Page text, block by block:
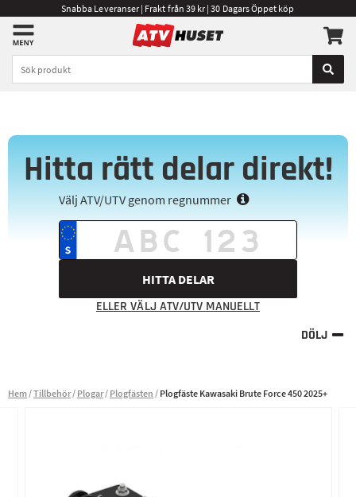
Snabba Leveranser | Frakt från 39 kr | 30 Dagars Öppet köp
Hitta rätt delar direkt!
Välj ATV/UTV genom regnummer
HITTA DELAR
ELLER VÄLJ ATV/UTV MANUELLT
DÖLJ
Hem Tillbehör Plogar Plogfästen Plogfäste Kawasaki Brute Force 450 2025+